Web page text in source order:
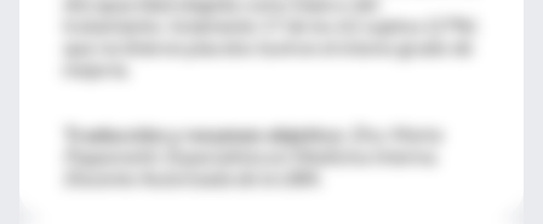
tratamiento. Solamente 17 de los 62 sujetos (27%)
Traducción y resumen objetivo:
Dra. Marta